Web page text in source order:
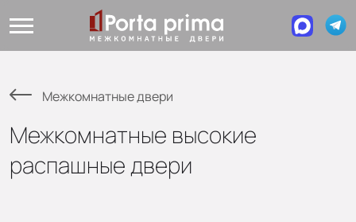
Межкомнатные двери
Межкомнатные высокие
распашные двери